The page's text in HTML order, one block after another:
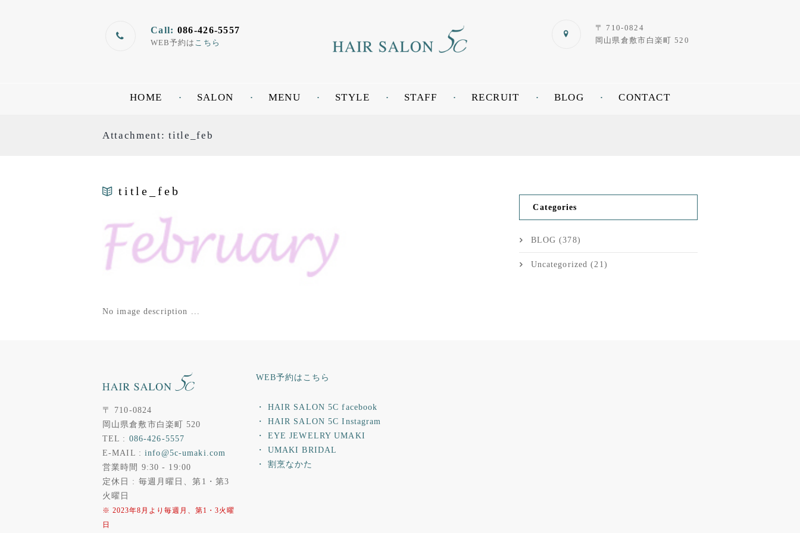
Call: 086-426-5557
WEB予約は こちら
〒 710-0824
岡山県倉敷市白楽町 520
HOME SALON MENU STYLE STAFF RECRUIT BLOG CONTACT
Attachment: title_feb
title_feb
No image description ...
Categories
BLOG (378)
Uncategorized (21)
〒 710-0824
岡山県倉敷市白楽町 520
TEL : 086-426-5557
E-MAIL :info@5c-umaki.com
営業時間 9:30 - 19:00
定休日 : 毎週月曜日、第1・第3
火曜日
※ 2023年8月より毎週月、第1・3火曜
日
WEB予約はこちら
・ HAIR SALON 5C facebook
・ HAIR SALON 5C Instagram
・ EYE JEWELRY UMAKI
・ UMAKI BRIDAL
・ 割烹なかた